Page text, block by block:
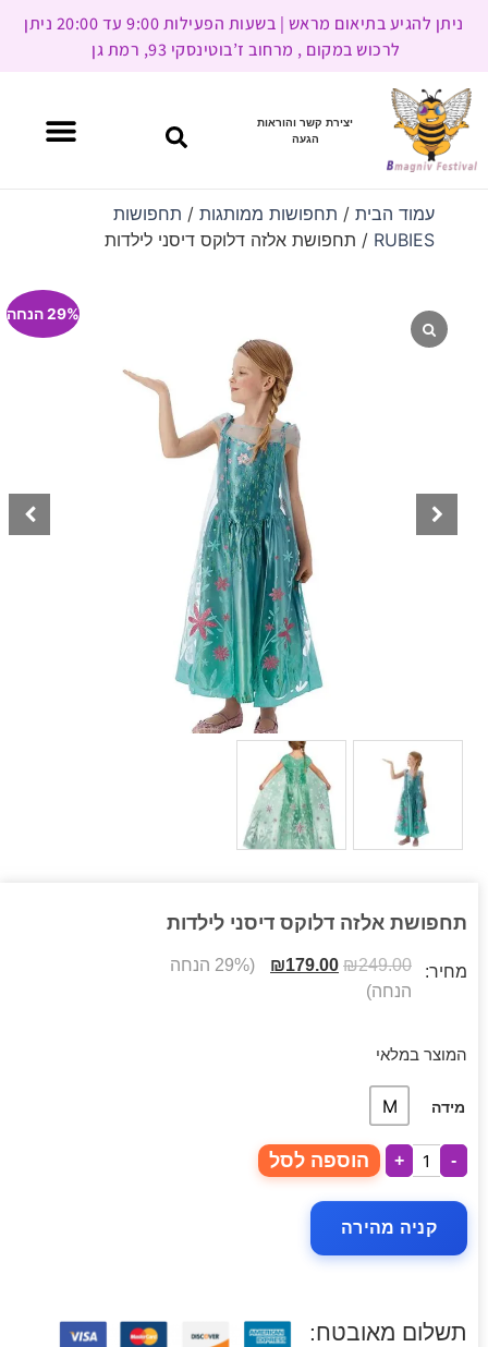
ניתן להגיע בתיאום מראש | בשעות הפעילות 9:00 עד 20:00 ניתן
לרכוש במקום , מרחוב ז’בוטינסקי 93, רמת גן
יצירת קשר והוראות
הגעה
עמוד הבית/ תחפושות ממותגות/ תחפושות
RUBIES / תחפושת אלזה דלוקס דיסני לילדות
29% הנחה
תחפושת אלזה דלוקס דיסני לילדות
מחיר: ₪249.00
₪179.00
(29% הנחה
הנחה)
המוצר במלאי
מידה M
-
+ הוספה לסל
קניה מהירה
תשלום מאובטח: